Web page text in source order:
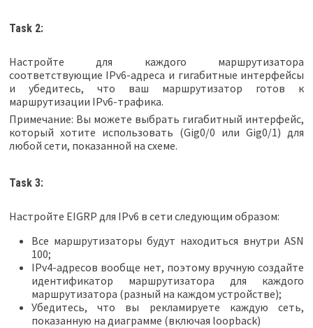
Task 2:
Настройте для каждого маршрутизатора
соответствующие IPv6-адреса и гигабитные интерфейсы
и убедитесь, что ваш маршрутизатор готов к
маршрутизации IPv6-трафика.
Примечание: Вы можете выбрать гигабитный интерфейс,
который хотите использовать (Gig0/0 или Gig0/1) для
любой сети, показанной на схеме.
Task 3:
Настройте EIGRP для IPv6 в сети следующим образом:
Все маршрутизаторы будут находиться внутри ASN
100;
IPv4-адресов вообще нет, поэтому вручную создайте
идентификатор маршрутизатора для каждого
маршрутизатора (разный на каждом устройстве);
Убедитесь, что вы рекламируете каждую сеть,
показанную на диаграмме (включая loopback)